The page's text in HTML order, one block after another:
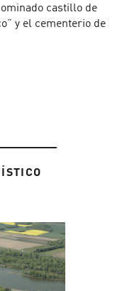
castillo de
y el cementerio de